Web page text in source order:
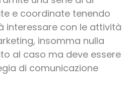
e coordinate tenendo
interessare con le attività
insomma nulla
al caso ma deve essere
di comunicazione